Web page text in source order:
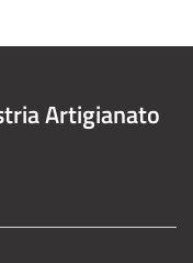
Artigianato